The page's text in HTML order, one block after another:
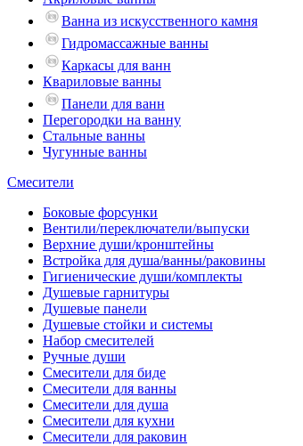
Ванна из искусственного камня
Гидромассажные ванны
Каркасы для ванн
Квариловые ванны
Панели для ванн
Перегородки на ванну
Стальные ванны
Чугунные ванны
Смесители
Боковые форсунки
Вентили/переключатели/выпуски
Верхние души/кронштейны
Встройка для душа/ванны/раковины
Гигиенические души/комплекты
Душевые гарнитуры
Душевые панели
Душевые стойки и системы
Набор смесителей
Ручные души
Смесители для биде
Смесители для ванны
Смесители для душа
Смесители для кухни
Смесители для раковин